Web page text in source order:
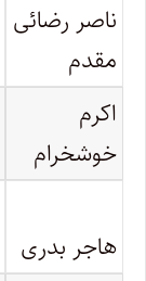
ناصر رضائی
مقدم
اکرم
خوشخرام
هاجر بدری